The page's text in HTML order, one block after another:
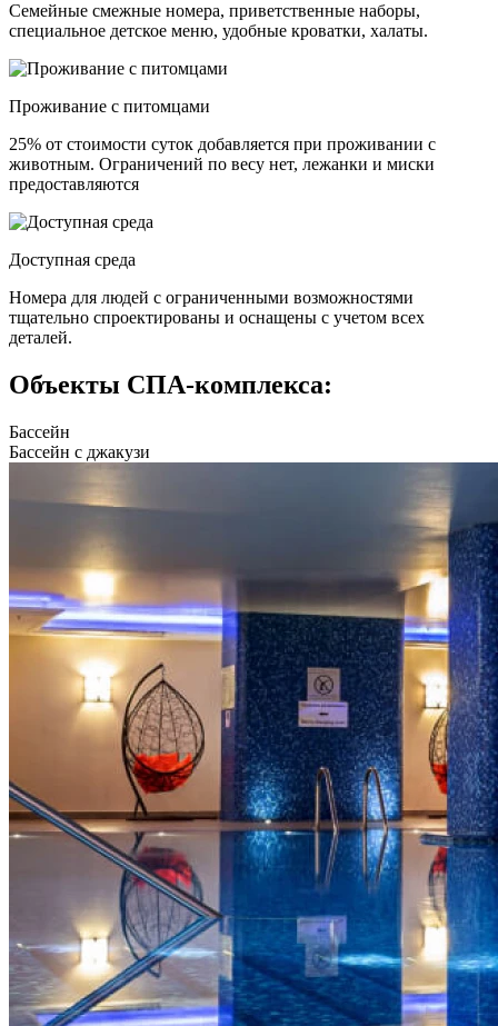
Семейные смежные номера, приветственные наборы,
специальное детское меню, удобные кроватки, халаты.
Проживание с питомцами
25% от стоимости суток добавляется при проживании с
животным. Ограничений по весу нет, лежанки и миски
предоставляются
Доступная среда
Номера для людей с ограниченными возможностями
тщательно спроектированы и оснащены с учетом всех
деталей.
Объекты СПА-комплекса:
Бассейн
Бассейн с джакузи